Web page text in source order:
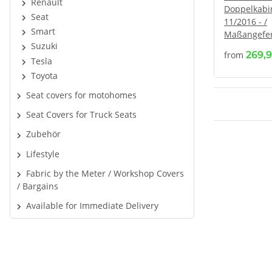
11/2016 - /
Sitzer
from
Seat
Smart
Suzuki
Tesla
Toyota
Seat covers for motohomes
Seat Covers for Truck Seats
Zubehör
Lifestyle
Fabric by the Meter / Workshop Covers
/ Bargains
Available for Immediate Delivery